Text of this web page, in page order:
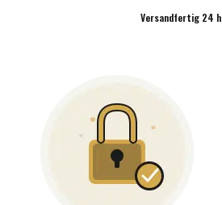
Versandfertig 24 h